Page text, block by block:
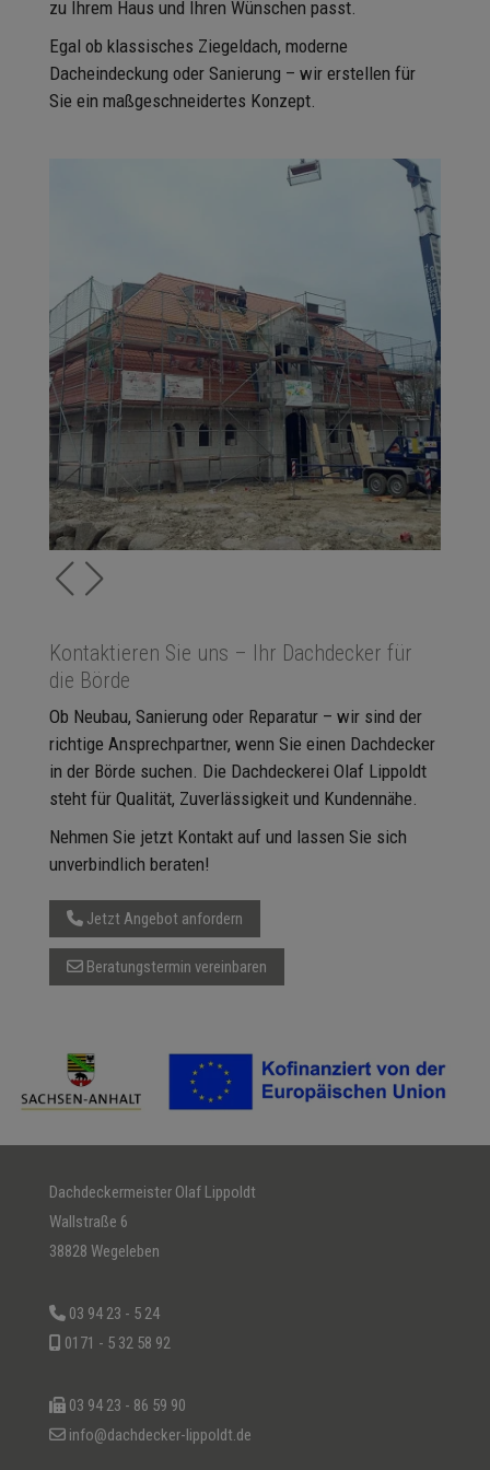
zu Ihrem Haus und Ihren Wünschen passt.
Egal ob klassisches Ziegeldach, moderne
Dacheindeckung oder Sanierung – wir erstellen für
Sie ein maßgeschneidertes Konzept.
Kontaktieren Sie uns – Ihr Dachdecker für
die Börde
Ob Neubau, Sanierung oder Reparatur – wir sind der
richtige Ansprechpartner, wenn Sie einen Dachdecker
in der Börde suchen. Die Dachdeckerei Olaf Lippoldt
steht für Qualität, Zuverlässigkeit und Kundennähe.
Nehmen Sie jetzt Kontakt auf und lassen Sie sich
unverbindlich beraten!
Jetzt Angebot anfordern
Beratungstermin vereinbaren
Dachdeckermeister Olaf Lippoldt
Wallstraße 6
38828 Wegeleben
03 94 23 - 5 24
0171 - 5 32 58 92
03 94 23 - 86 59 90
info@dachdecker-lippoldt.de